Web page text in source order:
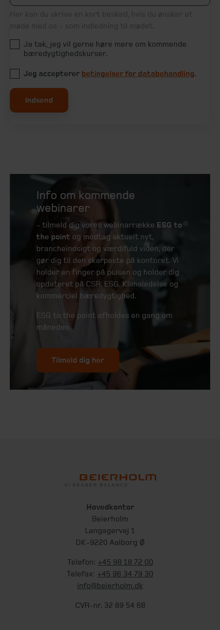
Her kan du skrive en kort besked, hvis du ønsker et
møde med os - som indledning til mødet.
Ja tak, jeg vil gerne høre mere om kommende
bæredygtighedskurser.
Jeg accepterer betingelser for databehandling.
Indsend
Info om kommende
webinarer
- tilmeld dig vores webinarrække ESG to
the point og modtag aktuelt nyt,
brancheindsigt og værdifuld viden, der
gør dig til den skarpeste på kontoret. Vi
holder en finger på pulsen og holder dig
opdateret på CSR, ESG, Klimaledelse og
kommerciel bæredygtighed.
ESG to the point afholdes en gang om
måneden.
Tilmeld dig her
Hovedkontor
Beierholm
Langagervej 1
DK-9220 Aalborg Ø
Telefon: +45 98 18 72 00
Telefax: +45 96 34 79 30
info@beierholm.dk
CVR-nr. 32 89 54 68